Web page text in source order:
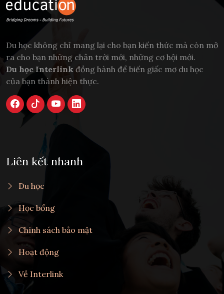
Du học không chỉ mang lại cho bạn kiến thức mà còn mở
ra cho bạn những chân trời mới, những cơ hội mới.
Du học Interlink đồng hành để biến giấc mơ du học
của bạn thành hiện thực.
Liên kết nhanh
Du học
Học bổng
Chính sách bảo mật
Hoạt động
Về Interlink